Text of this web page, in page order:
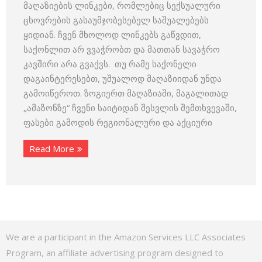
მაღაზიების ლინკები, რომლებიც სექსუალური
ცხოვრების გასაუმჯობესებელ საშუალებებს
ყიდიან. ჩვენ მხოლოდ ლინკებს გაწვდით,
საქონლით არ ვვაჭრობთ და მათთან სავაჭრო
კავშირი არა გვაქვს. თუ რამე საქონელი
დაგაინტერესებთ, უშუალოდ მაღაზიიდან უნდა
გამოიწეროთ. ზოგიერთ მაღაზიაში, მაგალითად
„ამაზონზე“ ჩვენი საიტიდან შესვლის შემთხვევაში,
ფასები გამოდის რეგიონალური და აქციური
Read More
We are a participant in the Amazon Services LLC Associates
Program, an affiliate advertising program designed to